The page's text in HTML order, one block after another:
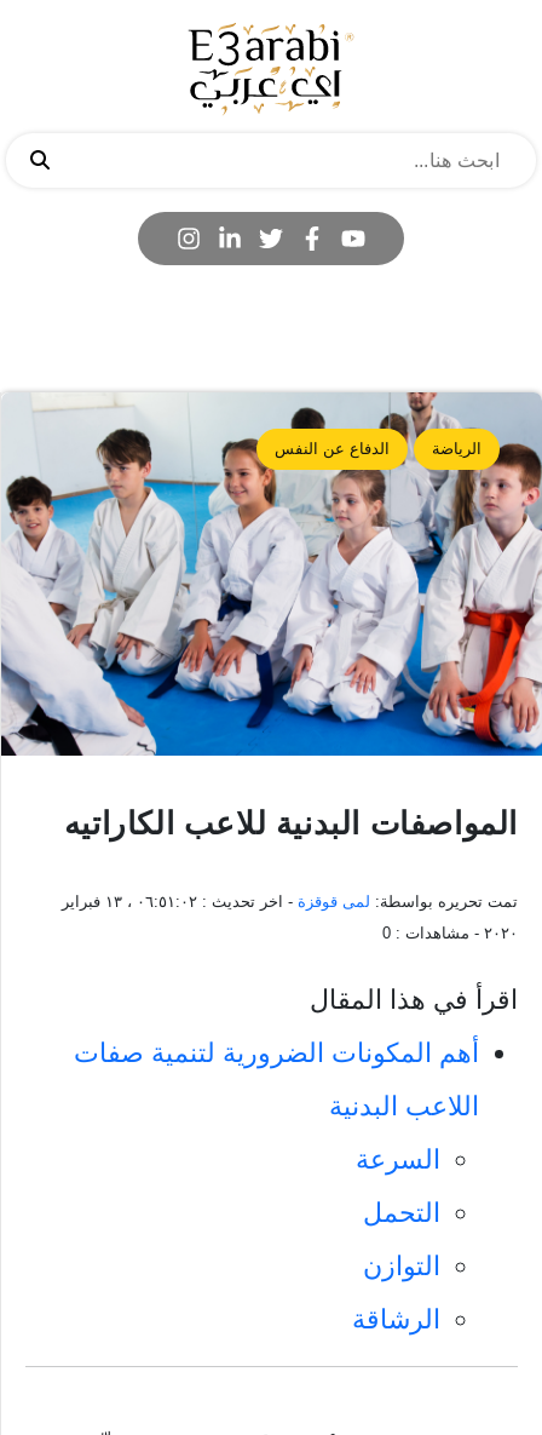
الرياضة الدفاع عن النفس
المواصفات البدنية للاعب الكاراتيه
تمت تحريره بواسطة: لمى قوقزة - اخر تحديث :
٠٦:٥١:٠٢ ، ١٣ فبراير
٢٠٢٠ - مشاهدات : 0
اقرأ في هذا المقال
أهم المكونات الضرورية لتنمية صفات
اللاعب البدنية
السرعة
التحمل
التوازن
الرشاقة